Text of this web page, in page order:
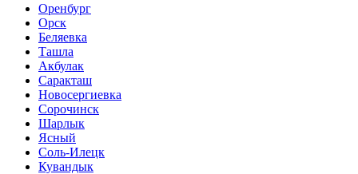
Оренбург
Орск
Беляевка
Ташла
Акбулак
Саракташ
Новосергиевка
Сорочинск
Шарлык
Ясный
Соль-Илецк
Кувандык